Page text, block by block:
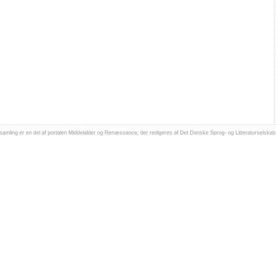
er en del af portalen Middelalder og Renæssance, der redigeres af Det Danske Sprog- og Litteraturselskab